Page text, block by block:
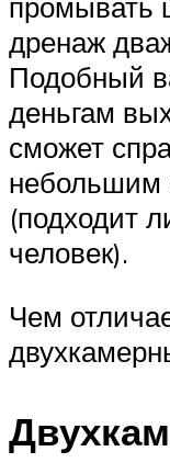
дренаж
Подобный
деньгам
сможет
небольшим
(подходит
человек).
Чем